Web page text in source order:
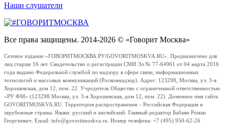
Наши слушатели
Все права защищены. 2014-2026 © «Говорит Москва»
Сетевое издание «ГОВОРИТМОСКВА.РУ/GOVORITMOSKVA.RU». Предназначено для
лиц старше 16 лет. Свидетельство о регистрации СМИ Эл № 77-64961 от 04 марта 2016
года выдано Федеральной службой по надзору в сфере связи, информационных
технологий и массовых коммуникаций (Роскомнадзор). Адрес: 123298, Москва, ул. 3-я
Хорошевская, дом 12, пом. 22. Учредитель Общество с ограниченной ответственностью
«РУ ФМ» (123298 Москва, ул. 3-я Хорошевская, дом 12, пом. 22). Доменное имя сайта
GOVORITMOSKVA.RU. Территория распространения – Российская Федерация и
зарубежные страны. Языки: русский и английский. Главный редактор Бабаян Роман
Георгиевич. Email: info@govoritmoskva.ru. Номер телефона: +7 (495) 950-62-26